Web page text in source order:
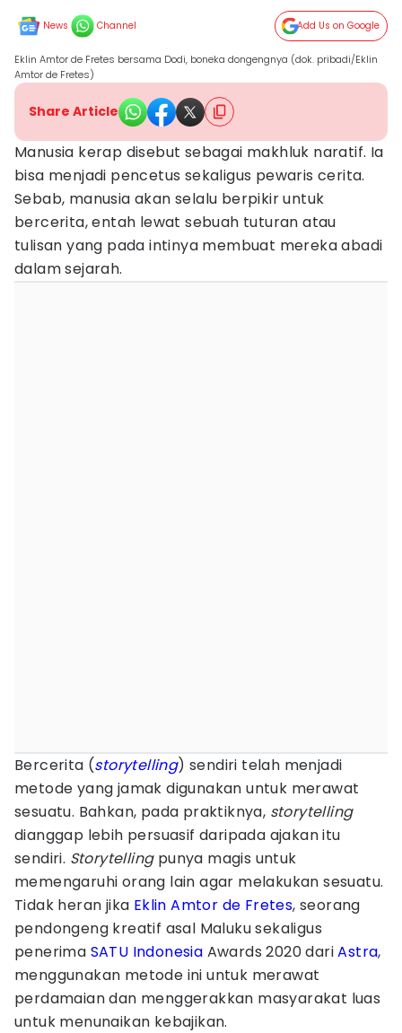
News Channel Add Us on Google
Eklin Amtor de Fretes bersama Dodi, boneka dongengnya (dok. pribadi/Eklin
Amtor de Fretes)
Share Article
Manusia kerap disebut sebagai makhluk naratif. Ia
bisa menjadi pencetus sekaligus pewaris cerita.
Sebab, manusia akan selalu berpikir untuk
bercerita, entah lewat sebuah tuturan atau
tulisan yang pada intinya membuat mereka abadi
dalam sejarah.
Bercerita (storytelling) sendiri telah menjadi
metode yang jamak digunakan untuk merawat
sesuatu. Bahkan, pada praktiknya, storytelling
dianggap lebih persuasif daripada ajakan itu
sendiri. Storytellingpunya magis untuk
memengaruhi orang lain agar melakukan sesuatu.
Tidak heran jika Eklin Amtor de Fretes, seorang
pendongeng kreatif asal Maluku sekaligus
penerima SATU Indonesia Awards 2020 dariAstra,
menggunakan metode ini untuk merawat
perdamaian dan menggerakkan masyarakat luas
untuk menunaikan kebajikan.